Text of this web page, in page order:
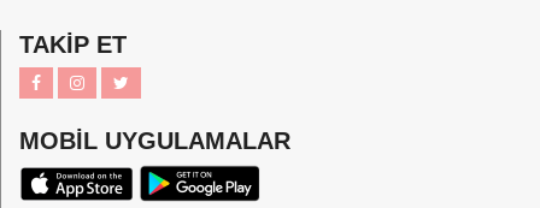
TAKİP ET
MOBİL UYGULAMALAR